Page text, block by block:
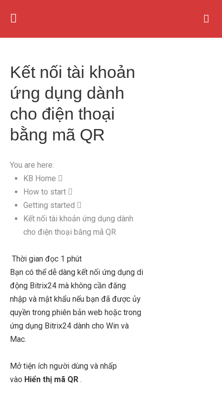
Kết nối tài khoản
ứng dụng dành
cho điện thoại
bằng mã QR
You are here:
KB Home
How to start
Getting started
Kết nối tài khoản ứng dụng dành
cho điện thoại bằng mã QR
Thời gian đọc 1 phút
Bạn có thể dễ dàng kết nối ứng dụng di
động Bitrix24 mà không cần đăng
nhập và mật khẩu nếu bạn đã được ủy
quyền trong phiên bản web hoặc trong
ứng dụng Bitrix24 dành cho Win và
Mac.
Mở tiện ích người dùng và nhấp
vào Hiển thị mã QR .